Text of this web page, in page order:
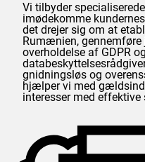
Vi tilbyder
imødekomme
det drejer sig om at
Rumænien, gennemføre
overholdelse af GDPR
gnidningsløs og
hjælper vi med
interesser med effektive